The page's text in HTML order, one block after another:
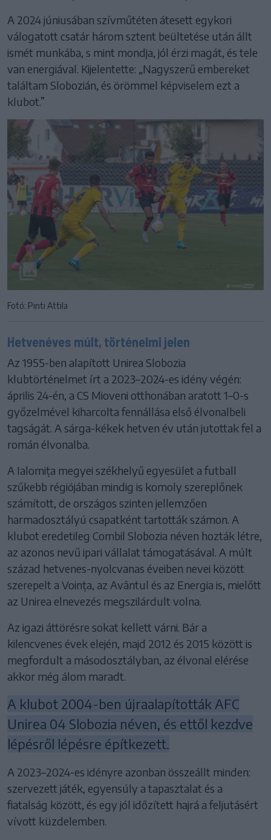
A 2024 júniusában szívműtéten átesett egykori
válogatott csatár három sztent beültetése után állt
ismét munkába, s mint mondja, jól érzi magát, és tele
van energiával. Kijelentette: „Nagyszerű embereket
találtam Slobozián, és örömmel képviselem ezt a
klubot.”
Fotó: Pinti Attila
Hetvenéves múlt, történelmi jelen
Az 1955-ben alapított Unirea Slobozia
klubtörténelmet írt a 2023–2024-es idény végén:
április 24-én, a CS Mioveni otthonában aratott 1–0-s
győzelmével kiharcolta fennállása első élvonalbeli
tagságát. A sárga-kékek hetven év után jutottak fel a
román élvonalba.
A Ialomița megyei székhelyű egyesület a futball
szűkebb régiójában mindig is komoly szereplőnek
számított, de országos szinten jellemzően
harmadosztályú csapatként tartották számon. A
klubot eredetileg Combil Slobozia néven hozták létre,
az azonos nevű ipari vállalat támogatásával. A múlt
század hetvenes-nyolcvanas éveiben nevei között
szerepelt a Voința, az Avântul és az Energia is, mielőtt
az Unirea elnevezés megszilárdult volna.
Az igazi áttörésre sokat kellett várni. Bár a
kilencvenes évek elején, majd 2012 és 2015 között is
megfordult a másodosztályban, az élvonal elérése
akkor még álom maradt.
A klubot 2004-ben újraalapították AFC
Unirea 04 Slobozia néven, és ettől kezdve
lépésről lépésre építkezett.
A 2023–2024-es idényre azonban összeállt minden:
szervezett játék, egyensúly a tapasztalat és a
fiatalság között, és egy jól időzített hajrá a feljutásért
vívott küzdelemben.